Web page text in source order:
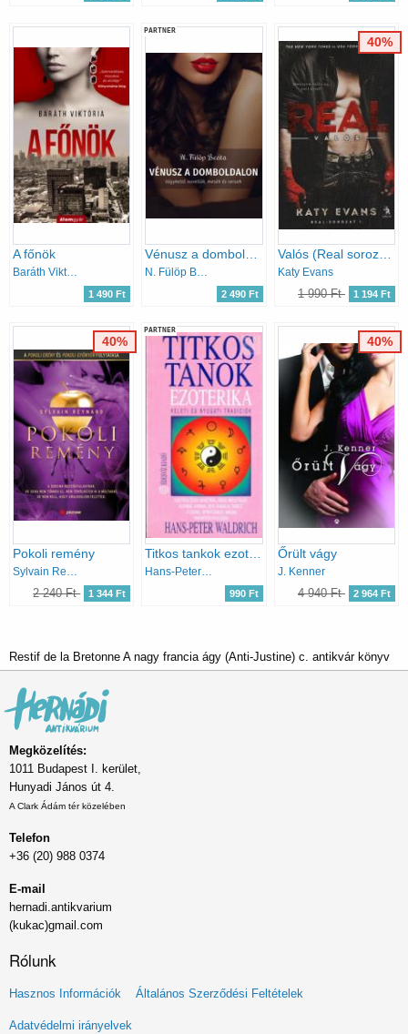
A főnök
Baráth Viktória
1 490 Ft
PARTNER
2 490 Ft
Valós (Real sorozat 1.)
Katy Evans
1 990 Ft 1 194 Ft
40%
Pokoli remény
Sylvain Reynard
2 240 Ft 1 344 Ft
40%
PARTNER
Hans-Peter Waldrick
990 Ft
Őrült vágy
J. Kenner
4 940 Ft 2 964 Ft
40%
Restif de la Bretonne A nagy francia ágy (Anti-Justine) c. antikvár könyv
Megközelítés:
1011 Budapest I. kerület,
Hunyadi János út 4.
A Clark Ádám tér közelében
Telefon
+36 (20) 988 0374
E-mail
hernadi.antikvarium
(kukac)gmail.com
Rólunk
Lábléc
menü
Hasznos Információk Általános Szerződési Feltételek
Adatvédelmi irányelvek